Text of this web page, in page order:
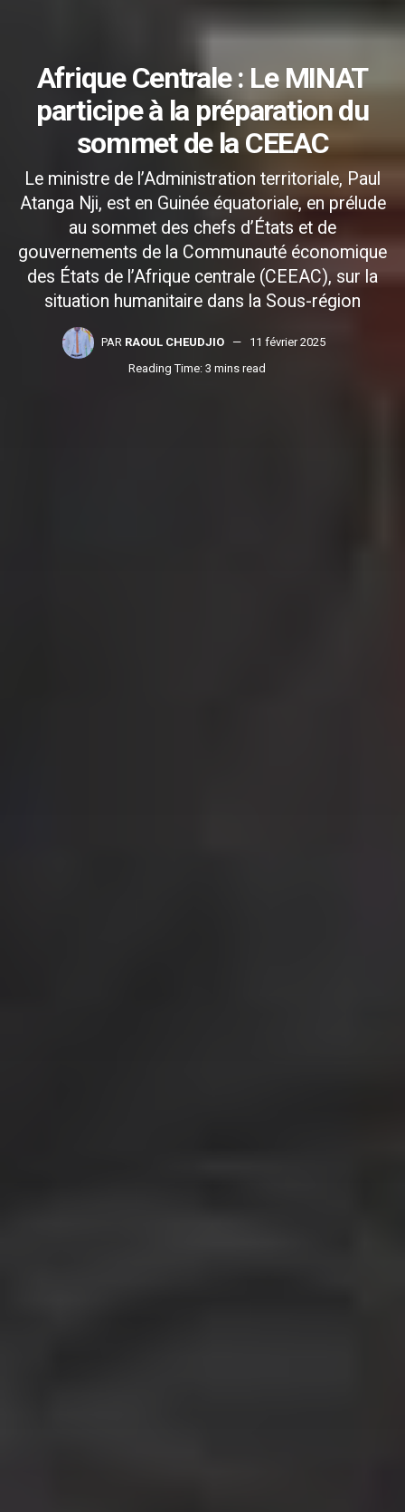
Afrique Centrale : Le MINAT
participe à la préparation du
sommet de la CEEAC
Le ministre de l’Administration territoriale, Paul
Atanga Nji, est en Guinée équatoriale, en prélude
au sommet des chefs d’États et de
gouvernements de la Communauté économique
des États de l’Afrique centrale (CEEAC), sur la
situation humanitaire dans la Sous-région
PAR RAOUL CHEUDJIO
11 février 2025
Reading Time: 3 mins read